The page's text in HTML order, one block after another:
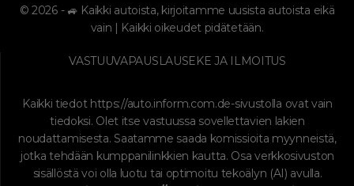
© 2026 - 🚙 Kaikki autoista, kirjoitamme uusista autoista eikä
vain | Kaikki oikeudet pidätetään.
VASTUUVAPAUSLAUSEKE JA ILMOITUS
Kaikki tiedot https://auto.inform.com.de-sivustolla ovat vain
tiedoksi. Olet itse vastuussa sovellettavien lakien
noudattamisesta. Saatamme saada komissioita myynneistä,
jotka tehdään kumppanilinkkien kautta. Osa verkkosivuston
sisällöstä voi olla luotu tai optimoitu tekoälyn (AI) avulla.